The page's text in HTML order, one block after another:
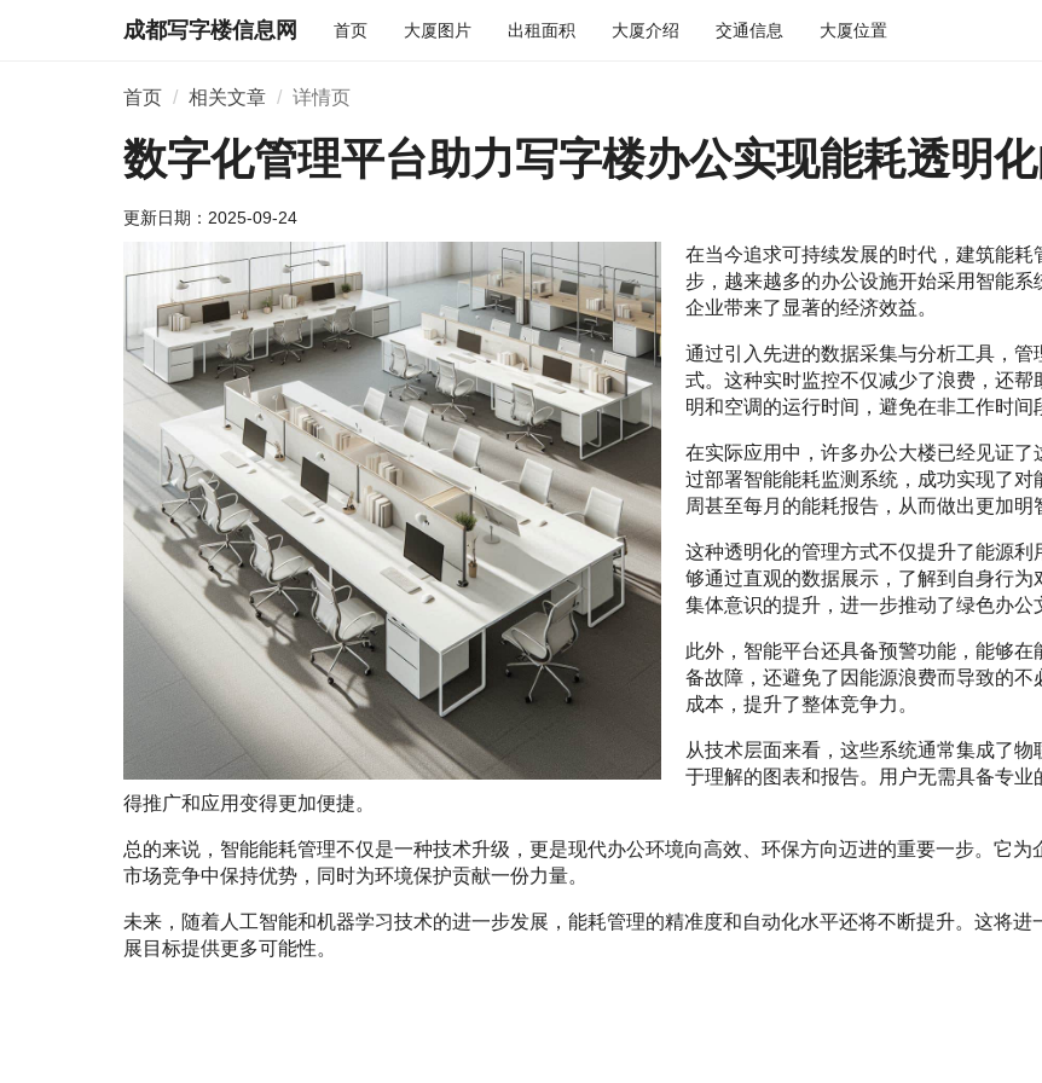
成都写字楼信息网 首页 大厦图片 出租面积 大厦介绍 交通信息 大厦位置
首页 相关文章 详情页
数字化管理平台助力写字楼办公实现能耗透明
更新日期： 2025-09-24
在当今追求可持续发展的时代，建筑能
步，越来越多的办公设施开始采用智能
企业带来了显著的经济效益。
通过引入先进的数据采集与分析工具，
式。这种实时监控不仅减少了浪费，还
明和空调的运行时间，避免在非工作时间
在实际应用中，许多办公大楼已经见证
过部署智能能耗监测系统，成功实现了
周甚至每月的能耗报告，从而做出更加明
这种透明化的管理方式不仅提升了能源
够通过直观的数据展示，了解到自身行
集体意识的提升，进一步推动了绿色办公
此外，智能平台还具备预警功能，能够
备故障，还避免了因能源浪费而导致的
成本，提升了整体竞争力。
从技术层面来看，这些系统通常集成了
于理解的图表和报告。用户无需具备专
得推广和应用变得更加便捷。
总的来说，智能能耗管理不仅是一种技术升级，更是现代办公环境向高效、环保方向迈进的重要一步。它
市场竞争中保持优势，同时为环境保护贡献一份力量。
未来，随着人工智能和机器学习技术的进一步发展，能耗管理的精准度和自动化水平还将不断提升。这将
展目标提供更多可能性。